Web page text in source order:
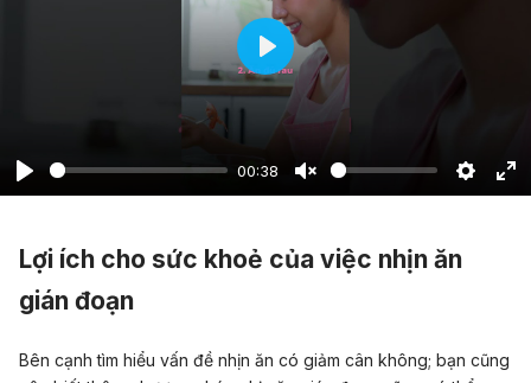
Play
00:38
Unmute
Play
Lợi ích cho sức khoẻ của việc nhịn ăn
gián đoạn
Bên cạnh tìm hiểu vấn đề nhịn ăn có giảm cân không; bạn cũng